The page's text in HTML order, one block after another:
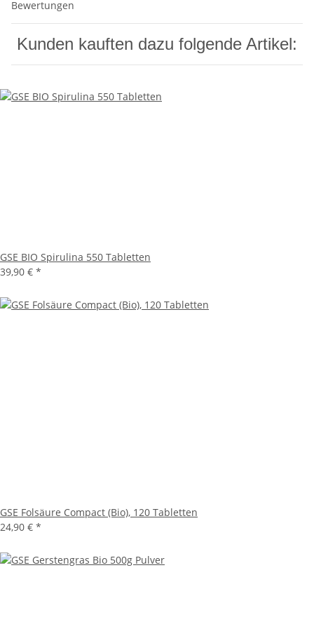
Bewertungen
Kunden kauften dazu folgende Artikel:
GSE BIO Spirulina 550 Tabletten
39,90 € *
GSE Folsäure Compact (Bio), 120 Tabletten
24,90 € *